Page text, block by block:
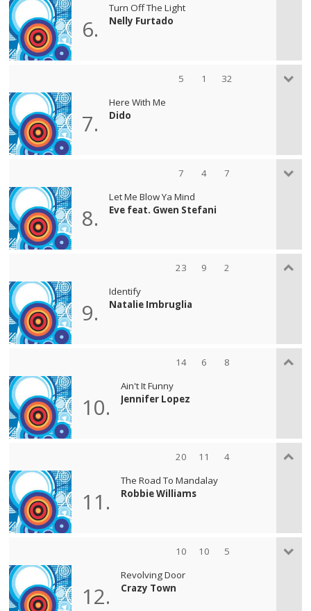
6.
Turn Off The Light
Nelly Furtado
5 1 32
7.
Here With Me
Dido
7 4 7
8.
Let Me Blow Ya Mind
Eve feat. Gwen Stefani
23 9 2
9.
Identify
Natalie Imbruglia
14 6 8
10.
Ain't It Funny
Jennifer Lopez
20 11 4
11.
The Road To Mandalay
Robbie Williams
10 10 5
12.
Revolving Door
Crazy Town